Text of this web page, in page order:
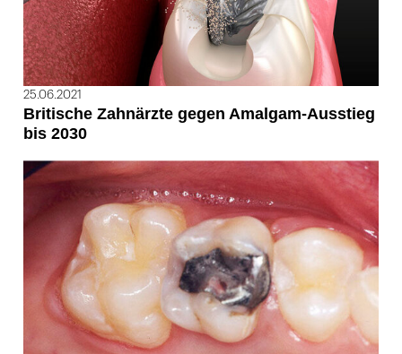
25.06.2021
Britische Zahnärzte gegen Amalgam-Ausstieg
bis 2030